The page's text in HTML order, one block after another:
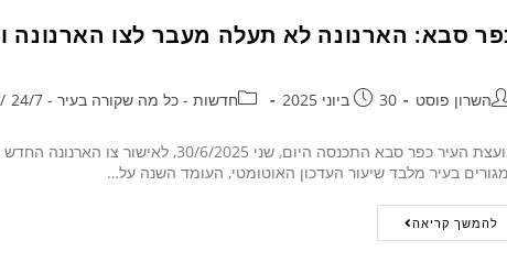
סבא: הארנונה לא תעלה מעבר לצו הארנונה
השרון פוסט 30 ביוני 2025 חדשות - כל מה שקורה בעיר - 24/7 /
בעיר מלבד שיעור העדכון האוטומטי, העומד השנה על…
להמשך קריאה